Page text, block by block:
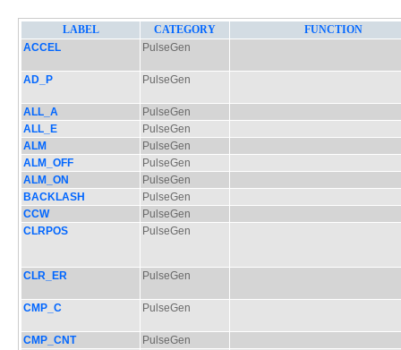
LABEL CATEGORY
FUNCTION
ACCEL
PulseGen
AD_P PulseGen
ALL_A
PulseGen
ALL_E
PulseGen
ALM
PulseGen
ALM_OFF
PulseGen
ALM_ON
PulseGen
BACKLASH
PulseGen
CCW
PulseGen
CLRPOS
PulseGen
CLR_ER PulseGen
CMP_C PulseGen
CMP_CNT
PulseGen